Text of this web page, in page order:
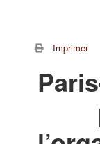
Imprimer